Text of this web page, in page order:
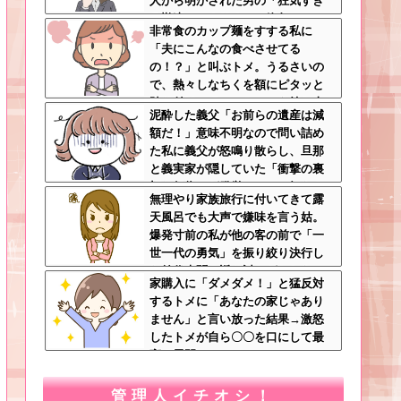
る勘違いシナリオ」に絶句ｗｗ←
手料理食べたいなら素直に言え
非常食のカップ麺をすする私に
「夫にこんなの食べさせてる
の！？」と叫ぶトメ。うるさいの
で、熱々しなちくを額にピタッと
貼り付け、チャーシューを持ち上
げたらｗｗｗｗｗ
泥酔した義父「お前らの遺産は減
額だ！」意味不明なので問い詰め
た私に義父が怒鳴り散らし、旦那
と義実家が隠していた「衝撃の裏
切り行為」が発覚ｗｗｗ←知らん
間に200万払われてて草
無理やり家族旅行に付いてきて露
天風呂でも大声で嫌味を言う姑。
爆発寸前の私が他の客の前で「一
世一代の勇気」を振り絞り決行し
た前代未聞の返り討ちがこちら←
身体を張った捨て身の反撃すぎる
家購入に「ダメダメ！」と猛反対
するトメに「あなたの家じゃあり
ません」と言い放った結果→激怒
したトメが自ら〇〇を口にして最
高の展開へｗｗｗｗｗｗ
管理人イチオシ！